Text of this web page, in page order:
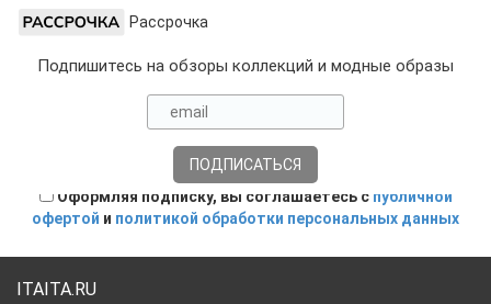
Рассрочка
Подпишитесь на обзоры коллекций и модные образы
Оформляя подписку, вы соглашаетесь с публичной
офертой и политикой обработки персональных данных
ITAITA.RU